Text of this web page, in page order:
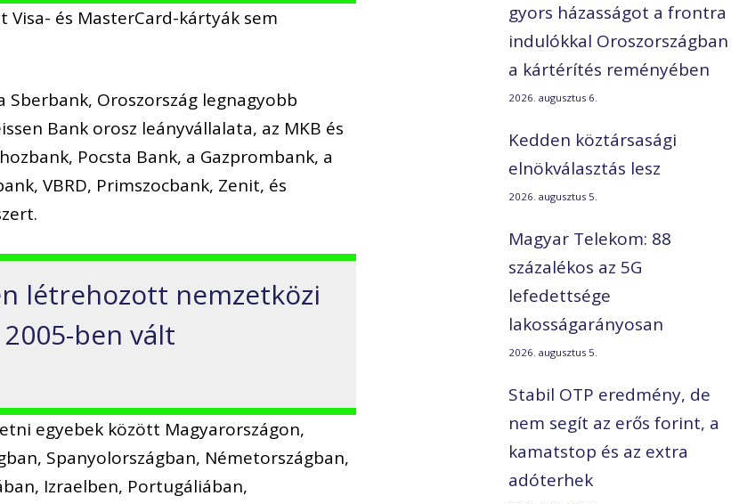
és MasterCard-kártyák sem
Oroszország legnagyobb
Bank orosz leányvállalata, az MKB és
Pocsta Bank, a Gazprombank, a
VBRD, Primszocbank, Zenit, és
létrehozott nemzetközi
ben vált
egyebek között Magyarországon,
Spanyolországban, Németországban,
Izraelben, Portugáliában,
gyors házasságot a frontra
indulókkal Oroszországban
a kártérítés reményében
2026. augusztus 6.
Kedden köztársasági
elnökválasztás lesz
2026. augusztus 5.
Magyar Telekom: 88
százalékos az 5G
lefedettsége
lakosságarányosan
2026. augusztus 5.
Stabil OTP eredmény, de
nem segít az erős forint, a
kamatstop és az extra
adóterhek